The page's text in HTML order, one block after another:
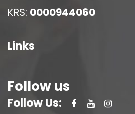
KRS: 0000944060
Links
Follow us
Follow Us: